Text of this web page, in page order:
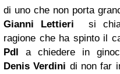
di uno che non porta
Gianni Lettieri
si
ragione che ha spinto il
Pdl a chiedere in
Denis Verdini di non far